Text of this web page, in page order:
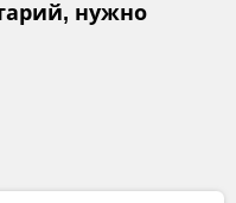
нужно